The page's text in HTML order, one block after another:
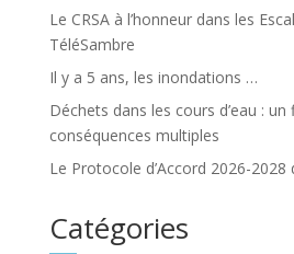
Le CRSA à l’honneur dans les
TéléSambre
Il y a 5 ans, les inondations …
Déchets dans les cours d’eau : un
conséquences multiples
Le Protocole d’Accord 2026-2028
Catégories